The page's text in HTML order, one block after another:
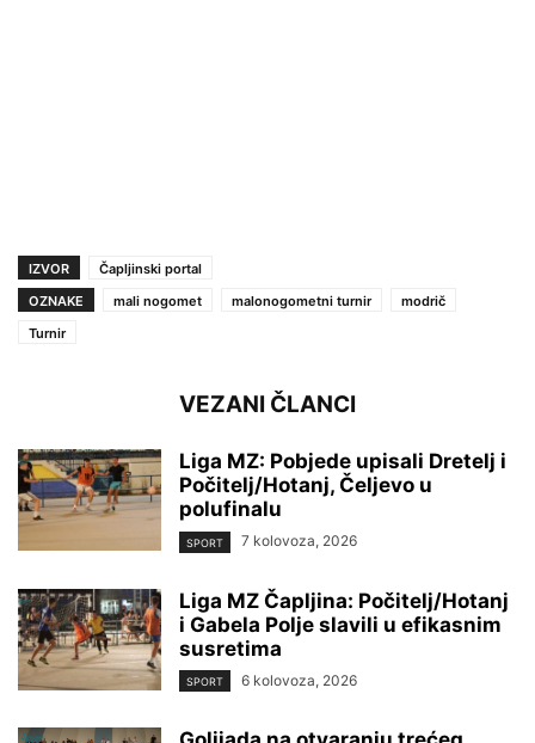
IZVOR
Čapljinski portal
OZNAKE
mali nogomet malonogometni turnir
modrič
Turnir
VEZANI ČLANCI
Liga MZ: Pobjede upisali Dretelj i
Počitelj/Hotanj, Čeljevo u
polufinalu
SPORT 7 kolovoza, 2026
Liga MZ Čapljina: Počitelj/Hotanj
i Gabela Polje slavili u efikasnim
susretima
SPORT 6 kolovoza, 2026